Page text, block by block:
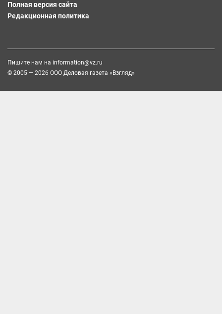
Полная версия сайта
Редакционная политика
Пишите нам на information@vz.ru
© 2005 — 2026 ООО Деловая газета «Взгляд»